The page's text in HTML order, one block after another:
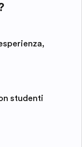
studenti